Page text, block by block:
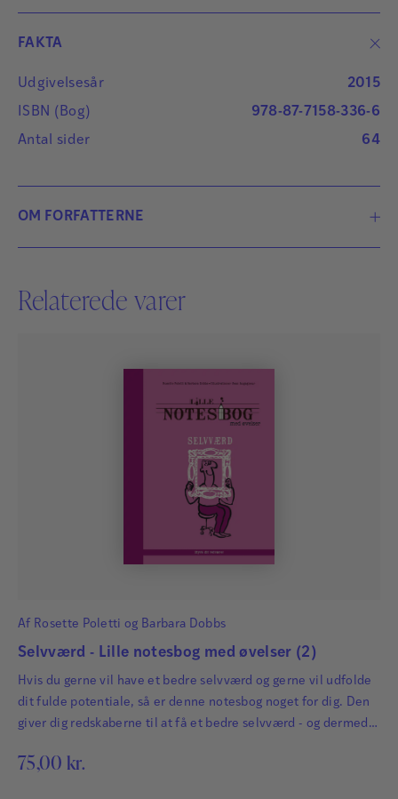
FAKTA
Udgivelsesår
2015
ISBN (Bog)
978-87-7158-336-6
Antal sider
64
OM FORFATTERNE
Rosette Poletti er sundhedsprofessionel, arbejder
med sygepleje, underviser og har skrevet en lang
med sygepleje, underviser og har skrevet en lang
række bøger.
Læs mere
Relaterede varer
Af Rosette Poletti og Barbara Dobbs
Selvværd - Lille notesbog med øvelser (2)
Hvis du gerne vil have et bedre selvværd og gerne vil udfolde
dit fulde potentiale, så er denne notesbog noget for dig. Den
giver dig redskaberne til at få et bedre selvværd - og dermed
75,00 kr.